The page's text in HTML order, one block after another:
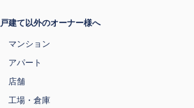
戸建て以外のオーナー様へ
マンション
アパート
店舗
工場・倉庫